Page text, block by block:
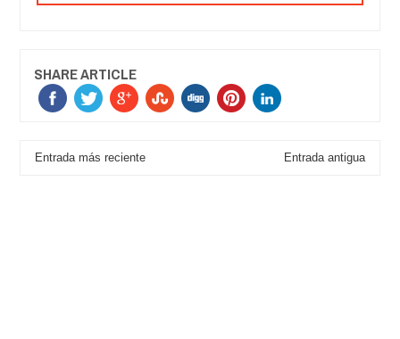
SHARE ARTICLE
Entrada más reciente Entrada antigua